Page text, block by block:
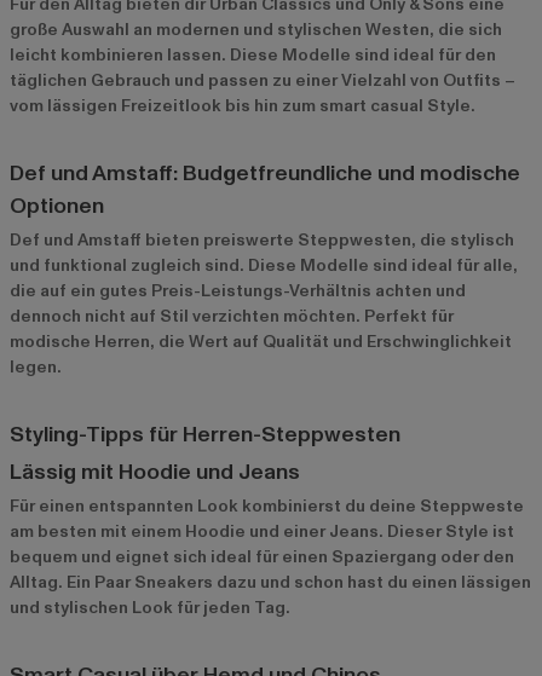
Für den Alltag bieten dir Urban Classics und Only & Sons eine
große Auswahl an modernen und stylischen Westen, die sich
leicht kombinieren lassen. Diese Modelle sind ideal für den
täglichen Gebrauch und passen zu einer Vielzahl von Outfits –
vom lässigen Freizeitlook bis hin zum smart casual Style.
Def und Amstaff: Budgetfreundliche und modische
Optionen
Def und Amstaff bieten preiswerte Steppwesten, die stylisch
und funktional zugleich sind. Diese Modelle sind ideal für alle,
die auf ein gutes Preis-Leistungs-Verhältnis achten und
dennoch nicht auf Stil verzichten möchten. Perfekt für
modische Herren, die Wert auf Qualität und Erschwinglichkeit
legen.
Styling-Tipps für Herren-Steppwesten
Lässig mit Hoodie und Jeans
Für einen entspannten Look kombinierst du deine Steppweste
am besten mit einem Hoodie und einer Jeans. Dieser Style ist
bequem und eignet sich ideal für einen Spaziergang oder den
Alltag. Ein Paar Sneakers dazu und schon hast du einen lässigen
und stylischen Look für jeden Tag.